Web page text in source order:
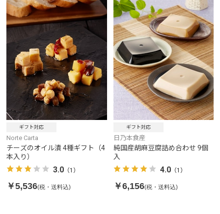
ギフト対応
Norte Carta
チーズのオイル漬 4種ギフト（4
本入り）
3.0 （1）
￥5,536(税・送料込)
ギフト対応
日乃本食産
純国産胡麻豆腐詰め合わせ 9個
入
4.0（1）
￥6,156(税・送料込)